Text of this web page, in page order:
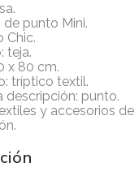
punto Mini.
Chic.
teja.
x 80 cm.
tríptico textil.
descripción: punto.
y accesorios de